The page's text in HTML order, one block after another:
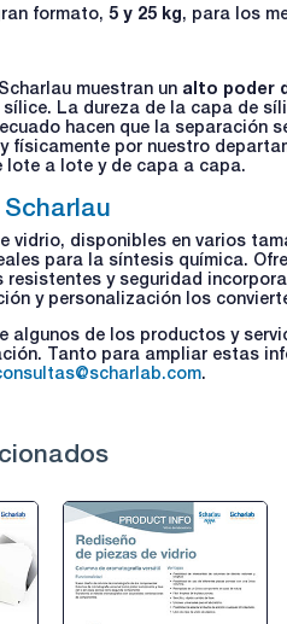
formato, 5 y 25 kg, para los
muestran un alto poder
La dureza de la capa de
hacen que la separación
físicamente por nuestro
lote a lote y de capa a capa.
vidrio, disponibles en varios
para la síntesis química.
resistentes y seguridad
y personalización los
algunos de los productos y
Tanto para ampliar estas
.